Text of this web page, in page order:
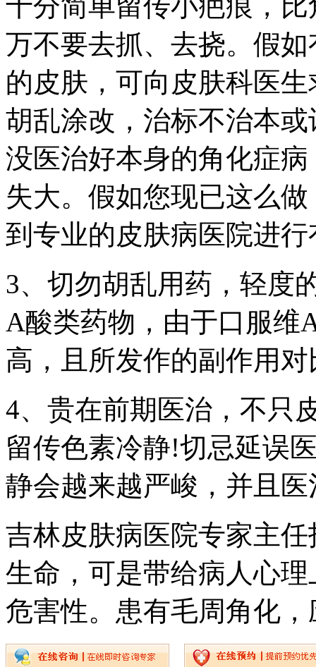
十分简单留传小疤痕，
万不要去抓、去挠。假
的皮肤，可向皮肤科医
胡乱涂改，治标不治本
没医治好本身的角化症
失大。假如您现已这么
到专业的皮肤病医院进
3、切勿胡乱用药，轻度
A酸类药物，由于口服维
高，且所发作的副作用
4、贵在前期医治，不只
留传色素冷静!切忌延误
静会越来越严峻，并且
吉林皮肤病医院专家主
生命，可是带给病人心
危害性。患有毛周角化